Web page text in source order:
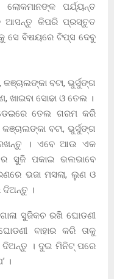
ପର୍ଯ୍ୟନ୍ତ
ଆସନ୍ତୁ କିପରି ପ୍ରସ୍ତୁତ
ବିଷୟରେ ଟିପ୍ସ ଦେବୁ
ବଟା, ଭୁର୍ସୁଙ୍ଗ
ଖାଇବା ସୋଢା ଓ ତେଲ ।
ତେଲ ଗରମ କରି
ବଟା, ଭୁର୍ସୁଙ୍ଗ
। ଏବେ ଆଉ ଏକ
ସୁଜି ପକାଇ ଭଲଭାବେ
ଭଜା ମସଲା, ଲୁଣ ଓ
ଦିଅନ୍ତୁ ।
ସୁଜିକଚ ରଖି ଘୋଡଣୀ
ବାହାର କରି ତାକୁ
। ଦୁଇ ମିନିଟ୍ ପରେ
।